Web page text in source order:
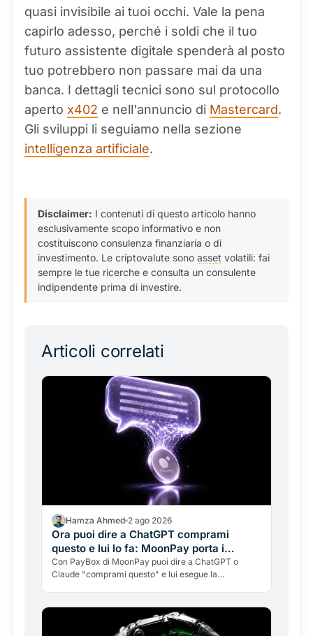
quasi invisibile ai tuoi occhi. Vale la pena
capirlo adesso, perché i soldi che il tuo
futuro assistente digitale spenderà al posto
tuo potrebbero non passare mai da una
banca. I dettagli tecnici sono sul protocollo
aperto x402 e nell'annuncio di Mastercard.
Gli sviluppi li seguiamo nella sezione
intelligenza artificiale.
Disclaimer: I contenuti di questo articolo hanno
esclusivamente scopo informativo e non
costituiscono consulenza finanziaria o di
investimento. Le criptovalute sono asset volatili: fai
sempre le tue ricerche e consulta un consulente
indipendente prima di investire.
Articoli correlati
Hamza Ahmed 2 ago 2026
Ora puoi dire a ChatGPT comprami
questo e lui lo fa: MoonPay porta i
pagamenti crypto dentro la chat
Con PayBox di MoonPay puoi dire a ChatGPT o
Claude "comprami questo" e lui esegue la
aveva fallito, e i rischi da conoscere.